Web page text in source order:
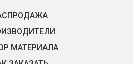
МАТЕРИАЛА